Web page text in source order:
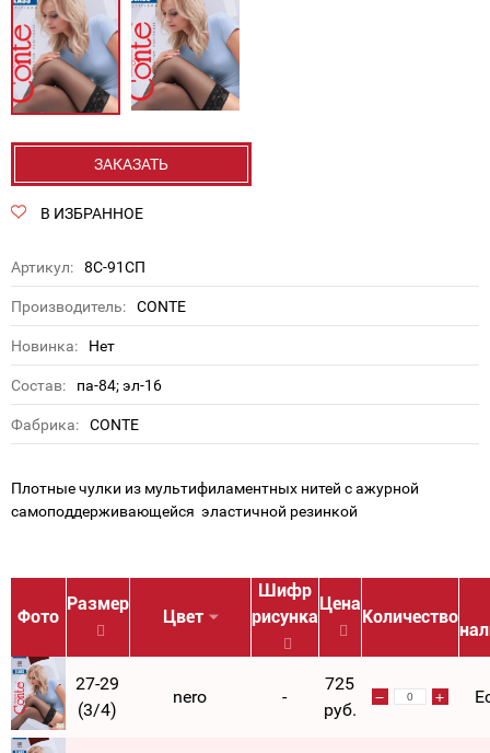
ЗАКАЗАТЬ
В ИЗБРАННОЕ
Артикул: 8С-91СП
Производитель: CONTE
Новинка: Нет
Состав: па-84; эл-16
Фабрика: CONTE
Плотные чулки из мультифиламентных нитей с ажурной
самоподдерживающейся эластичной резинкой
Фото
Размер
Цвет
Шифр
рисунка
Цена
Количество
27-29
(3/4)
nero -
725
руб.